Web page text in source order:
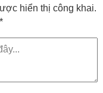
hiển thị công khai.